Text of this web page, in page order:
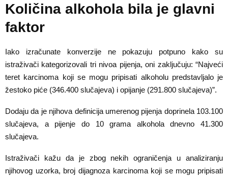
Količina alkohola bila je glavni
faktor
Iako izračunate konverzije ne pokazuju potpuno kako su
istraživači kategorizovali tri nivoa pijenja, oni zaključuju: “Najveći
teret karcinoma koji se mogu pripisati alkoholu predstavljalo je
žestoko piće (346.400 slučajeva) i opijanje (291.800 slučajeva)”.
Dodaju da je njihova definicija umerenog pijenja doprinela 103.100
slučajeva, a pijenje do 10 grama alkohola dnevno 41.300
slučajeva.
Istraživači kažu da je zbog nekih ograničenja u analiziranju
njihovog uzorka, broj dijagnoza karcinoma koji se mogu pripisati